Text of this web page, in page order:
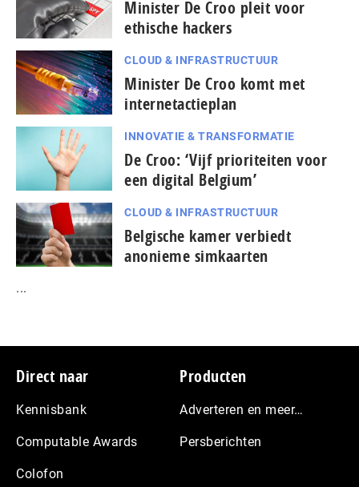
Minister De Croo pleit voor
ethische hackers
CLOUD & INFRASTRUCTUUR
Minister De Croo komt met
internetactieplan
INNOVATIE & TRANSFORMATIE
De Croo: ‘Vijf prioriteiten voor
een digital Belgium’
CLOUD & INFRASTRUCTUUR
Belgische kamer verbiedt
anonieme simkaarten
...
Footer
Direct naar
Kennisbank
Computable Awards
Colofon
Producten
Adverteren en meer…
Persberichten